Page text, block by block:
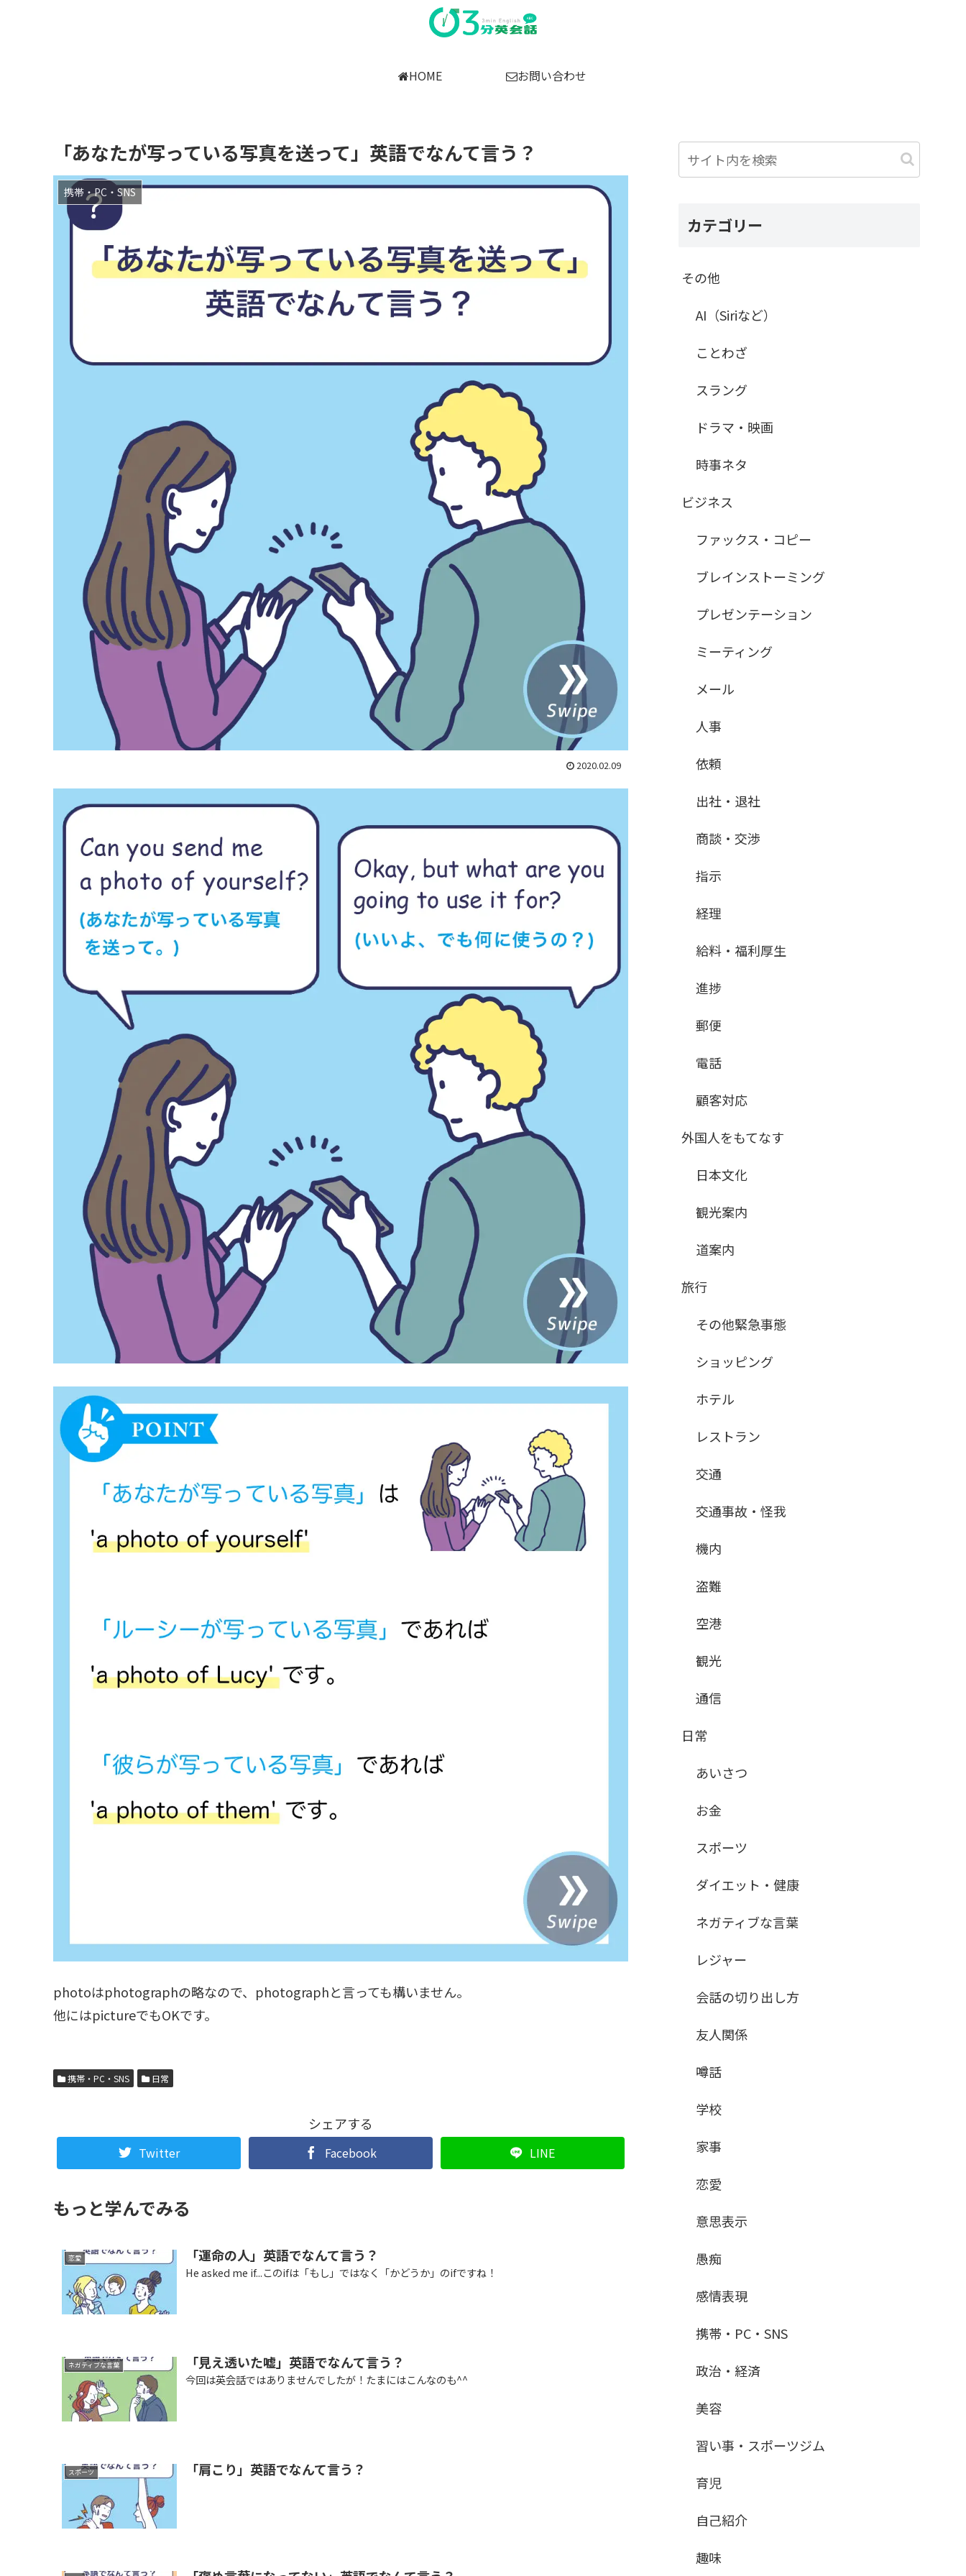
HOME お問い合わせ
「あなたが写っている写真を送って」英語でなんて言う？
携帯・PC・SNS
2020.02.09
photoはphotographの略なので、photographと言っても構いません。
他にはpictureでもOKです。
携帯・PC・SNS 日常
シェアする
Twitter Facebook LINE
もっと学んでみる
恋愛 「運命の人」英語でなんて言う？
He asked me if...このifは「もし」ではなく「かどうか」のifですね！
ネガティブな言葉 「見え透いた嘘」英語でなんて言う？
今回は英会話ではありませんでしたが！たまにはこんなのも^^
スポーツ 「肩こり」英語でなんて言う？
カテゴリー
その他
AI（Siriなど）
ことわざ
スラング
ドラマ・映画
時事ネタ
ビジネス
ファックス・コピー
ブレインストーミング
プレゼンテーション
ミーティング
メール
人事
依頼
出社・退社
商談・交渉
指示
経理
給料・福利厚生
進捗
郵便
電話
顧客対応
外国人をもてなす
日本文化
観光案内
道案内
旅行
その他緊急事態
ショッピング
ホテル
レストラン
交通
交通事故・怪我
機内
盗難
空港
観光
通信
日常
あいさつ
お金
スポーツ
ダイエット・健康
ネガティブな言葉
レジャー
会話の切り出し方
友人関係
噂話
学校
家事
恋愛
意思表示
愚痴
感情表現
携帯・PC・SNS
政治・経済
美容
習い事・スポーツジム
育児
自己紹介
趣味